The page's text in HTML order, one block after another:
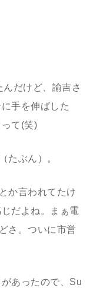
だけど、諭吉さ
手を伸ばした
て(笑)
たぶん）。
か言われてたけ
だよね。まぁ電
さ。ついに市営
あったので、Su